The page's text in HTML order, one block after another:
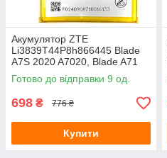
Акумулятор ZTE
Li3839T44P8h866445 Blade
A7S 2020 A7020, Blade A71
(оригінал G+OCA Pro 3900
mAh)
Готово до відправки 9 од.
698 ₴ 776 ₴
Купити